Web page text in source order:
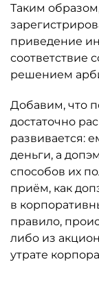
Таким
приведение
соответствие
решением
Добавим, что
достаточно
развивается:
деньги, а
способов их
приём, как
в
правило,
либо из
утрате